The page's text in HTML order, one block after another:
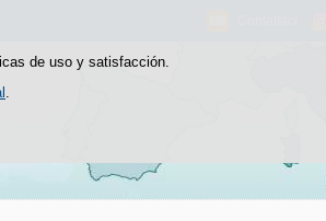
de uso y satisfacción.